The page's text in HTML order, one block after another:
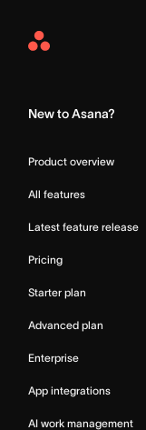
Asana
New to Asana?
Product overview
All features
Latest feature release
Pricing
Starter plan
Advanced plan
Enterprise
App integrations
AI work management